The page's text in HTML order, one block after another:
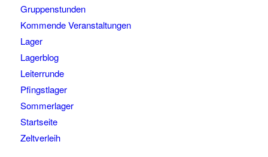
Gruppenstunden
Kommende Veranstaltungen
Lager
Lagerblog
Leiterrunde
Pfingstlager
Sommerlager
Startseite
Zeltverleih